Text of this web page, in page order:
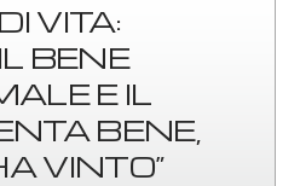
VITA:
BENE
E IL
BENE,
VINTO”